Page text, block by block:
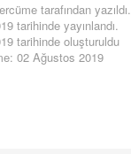
tarafından yazıldı.
tarihinde yayınlandı.
tarihinde oluşturuldu
02 Ağustos 2019